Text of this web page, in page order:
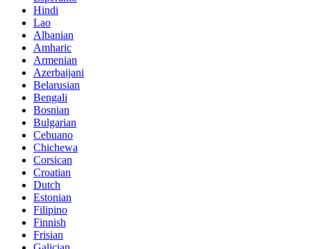
Hindi
Lao
Albanian
Amharic
Armenian
Azerbaijani
Belarusian
Bengali
Bosnian
Bulgarian
Cebuano
Chichewa
Corsican
Croatian
Dutch
Estonian
Filipino
Finnish
Frisian